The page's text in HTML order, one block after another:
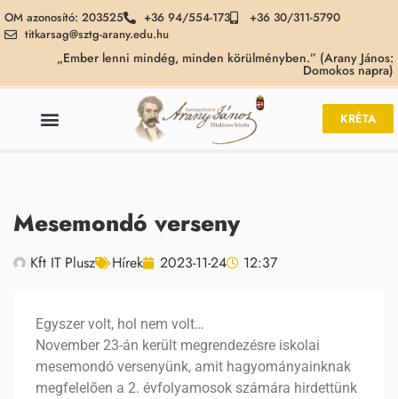
OM azonosító: 203525 +36 94/554-173
+36 30/311-5790
titkarsag@sztg-arany.edu.hu
„Ember lenni mindég, minden körülményben.” (Arany János:
Domokos napra)
KRÉTA
Mesemondó verseny
Kft IT Plusz Hírek 2023-11-24 12:37
Egyszer volt, hol nem volt…
November 23-án került megrendezésre iskolai
mesemondó versenyünk, amit hagyományainknak
megfelelően a 2. évfolyamosok számára hirdettünk